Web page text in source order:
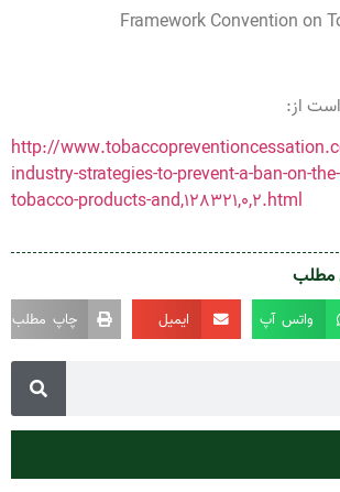
از:
http://
industry-strategies-to-prevent-a-ban-on-
tobacco-products-and,128321,0,2.html
مطلب
واتس آپ ایمیل چاپ مطلب